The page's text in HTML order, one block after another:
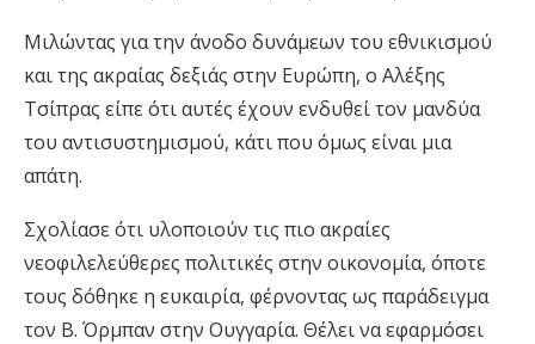
Μιλώντας για την άνοδο δυνάμεων του εθνικισμού
και της ακραίας δεξιάς στην Ευρώπη, ο Αλέξης
Τσίπρας είπε ότι αυτές έχουν ενδυθεί τον μανδύα
του αντισυστημισμού, κάτι που όμως είναι μια
απάτη.
Σχολίασε ότι υλοποιούν τις πιο ακραίες
νεοφιλελεύθερες πολιτικές στην οικονομία, όποτε
τους δόθηκε η ευκαιρία, φέρνοντας ως παράδειγμα
τον Β. Όρμπαν στην Ουγγαρία. Θέλει να εφαρμόσει